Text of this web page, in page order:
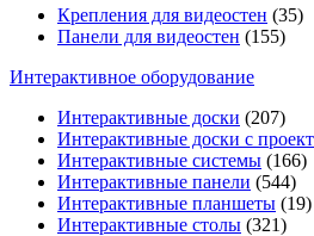
Крепления для видеостен (35)
Панели для видеостен (155)
Интерактивное оборудование
Интерактивные доски (207)
Интерактивные доски с
Интерактивные системы (166)
Интерактивные панели (544)
Интерактивные планшеты (19)
Интерактивные столы (321)